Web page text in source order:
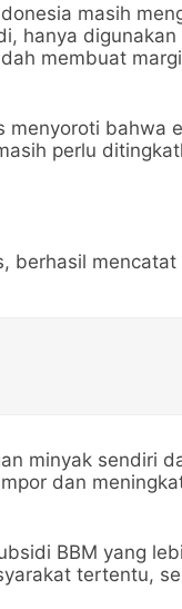
masih
hanya digunakan
membuat
menyoroti bahwa
perlu
berhasil
minyak sendiri
dan
BBM yang
tertentu,